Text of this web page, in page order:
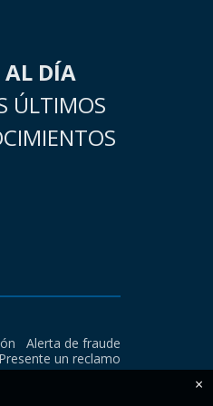
AL DÍA
ÚLTIMOS
Alerta de fraude
Presente un reclamo
×